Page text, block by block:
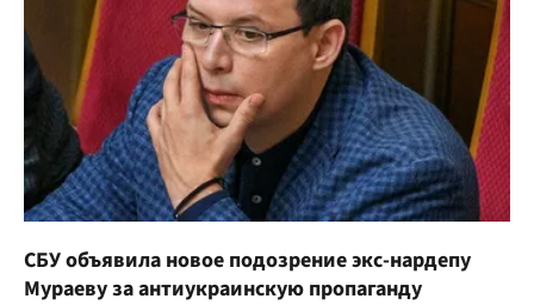
СБУ объявила новое подозрение экс-нардепу
Мураеву за антиукраинскую пропаганду